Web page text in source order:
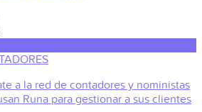
a la red de contadores y noministas
Runa para gestionar a sus clientes